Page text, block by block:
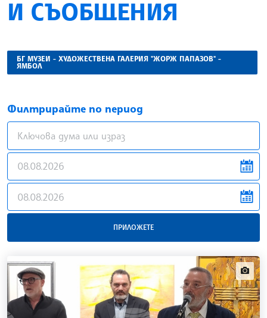
И СЪОБЩЕНИЯ
БГ МУЗЕИ - ХУДОЖЕСТВЕНА ГАЛЕРИЯ "ЖОРЖ ПАПАЗОВ" -
ЯМБОЛ
Филтрирайте по период
news.filter.from
news.filter.to
ПРИЛОЖЕТЕ